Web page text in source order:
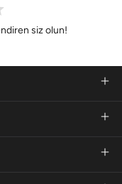
siz olun!